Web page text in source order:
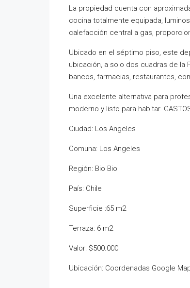
La propiedad cuenta con
cocina totalmente equipada,
calefacción central a gas,
Ubicado en el séptimo piso, este
ubicación, a solo dos cuadras de la
bancos, farmacias, restaurantes,
Una excelente alternativa para
moderno y listo para habitar.
Ciudad: Los Angeles
Comuna: Los Angeles
Región: Bio Bio
País: Chile
Superficie :65 m2
Terraza: 6 m2
Valor: $500.000
Ubicación: Coordenadas Google